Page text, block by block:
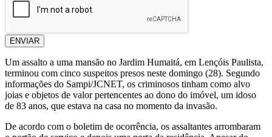
ENVIAR
Um assalto a uma mansão no Jardim Humaitá, em Lençóis Paulista,
terminou com cinco suspeitos presos neste domingo (28). Segundo
informações do Sampi/JCNET, os criminosos tinham como alvo
joias e objetos de valor pertencentes ao dono do imóvel, um idoso
de 83 anos, que estava na casa no momento da invasão.
De acordo com o boletim de ocorrência, os assaltantes arrombaram